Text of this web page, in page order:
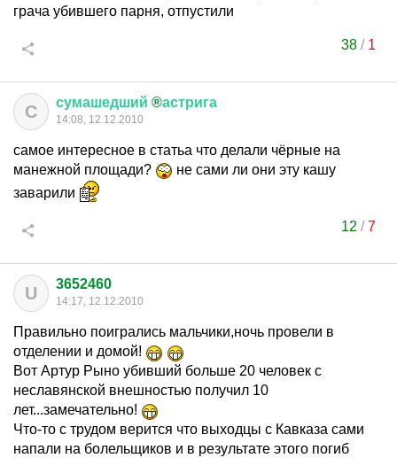
грача убившего парня, отпустили
38 / 1
С сумашедший ®астрига
14:08, 12.12.2010
самое интересное в статьа что делали чёрные на
манежной площади?
не сами ли они эту кашу
заварили
12 /7
U 3652460
14:17, 12.12.2010
Правильно поигрались мальчики,ночь провели в
отделении и домой!
Вот Артур Рыно убивший больше 20 человек с
неславянской внешностью получил 10
лет...замечательно!
Что-то с трудом верится что выходцы с Кавказа сами
напали на болельщиков и в результате этого погиб